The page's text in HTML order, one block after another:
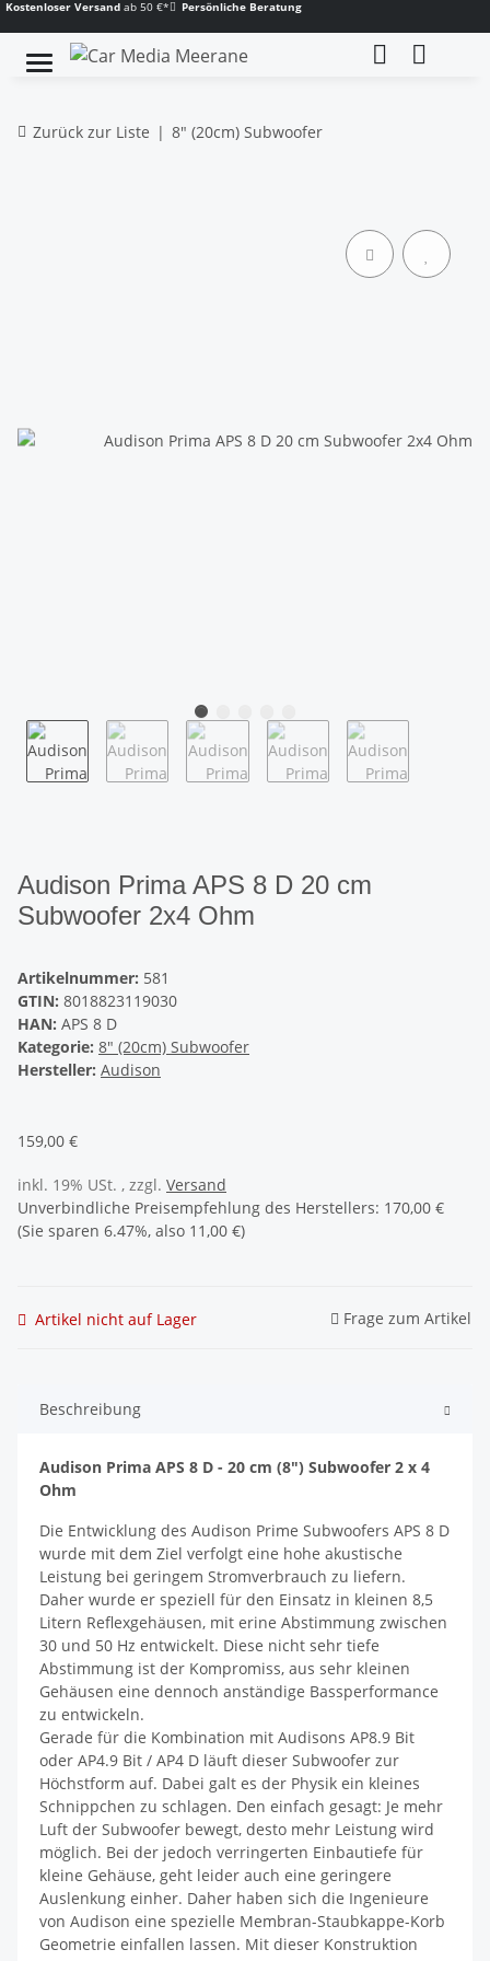
Kostenloser Versand ab 50 €* Persönliche Beratung
Zurück zur Liste 8" (20cm) Subwoofer
Audison Prima APS 8 D 20 cm
Subwoofer 2x4 Ohm
Artikelnummer: 581
GTIN: 8018823119030
HAN: APS 8 D
Kategorie: 8" (20cm) Subwoofer
Hersteller: Audison
159,00 €
inkl. 19% USt. , zzgl. Versand
Unverbindliche Preisempfehlung des Herstellers: 170,00 €
(Sie sparen 6.47%, also 11,00 €)
Artikel nicht auf Lager Frage zum Artikel
Beschreibung
Audison Prima APS 8 D - 20 cm (8") Subwoofer 2 x 4
Ohm
Die Entwicklung des Audison Prime Subwoofers APS 8 D
wurde mit dem Ziel verfolgt eine hohe akustische
Leistung bei geringem Stromverbrauch zu liefern.
Daher wurde er speziell für den Einsatz in kleinen 8,5
Litern Reflexgehäusen, mit erine Abstimmung zwischen
30 und 50 Hz entwickelt. Diese nicht sehr tiefe
Abstimmung ist der Kompromiss, aus sehr kleinen
Gehäusen eine dennoch anständige Bassperformance
zu entwickeln.
Gerade für die Kombination mit Audisons AP8.9 Bit
oder AP4.9 Bit / AP4 D läuft dieser Subwoofer zur
Höchstform auf. Dabei galt es der Physik ein kleines
Schnippchen zu schlagen. Den einfach gesagt: Je mehr
Luft der Subwoofer bewegt, desto mehr Leistung wird
möglich. Bei der jedoch verringerten Einbautiefe für
kleine Gehäuse, geht leider auch eine geringere
Auslenkung einher. Daher haben sich die Ingenieure
von Audison eine spezielle Membran-Staubkappe-Korb
Geometrie einfallen lassen. Mit dieser Konstruktion